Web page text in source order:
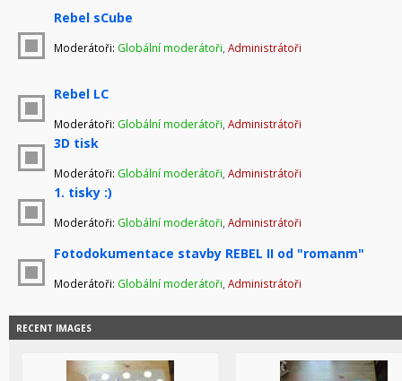
Rebel sCube
Moderátoři: Globální moderátoři Administrátoři
Rebel LC
Moderátoři: Globální moderátoři Administrátoři
3D tisk
Moderátoři: Globální moderátoři Administrátoři
1. tisky :)
Moderátoři: Globální moderátoři Administrátoři
Fotodokumentace stavby REBEL II od "romanm"
Moderátoři: Globální moderátoři Administrátoři
RECENT IMAGES